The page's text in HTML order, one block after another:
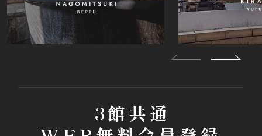
3館共通